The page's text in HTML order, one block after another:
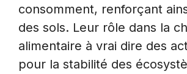
consomment, renforçant
des sols. Leur rôle dans la
alimentaire à vrai dire des
pour la stabilité des